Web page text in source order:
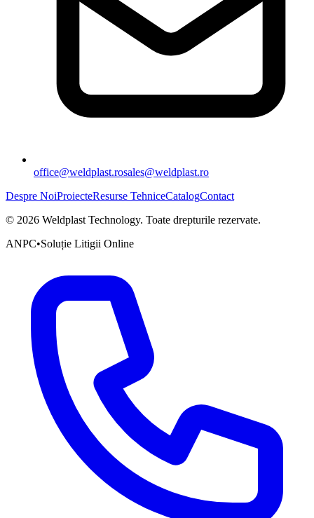
office@weldplast.rosales@weldplast.ro
Despre NoiProiecteResurse TehniceCatalogContact
© 2026 Weldplast Technology. Toate drepturile rezervate.
ANPC•Soluție Litigii Online